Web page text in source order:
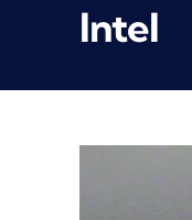
Intel